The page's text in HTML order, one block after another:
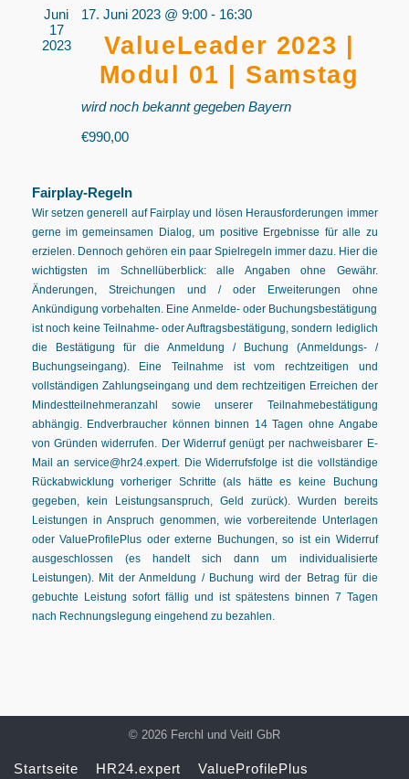
Juni
17
2023
17. Juni 2023 @ 9:00- 16:30
ValueLeader 2023 |
Modul 01 | Samstag
wird noch bekannt gegeben Bayern
€990,00
Fairplay-Regeln
Wir setzen generell auf Fairplay und lösen Herausforderungen immer
gerne im gemeinsamen Dialog, um positive Ergebnisse für alle zu
erzielen. Dennoch gehören ein paar Spielregeln immer dazu. Hier die
wichtigsten im Schnellüberblick: alle Angaben ohne Gewähr.
Änderungen, Streichungen und / oder Erweiterungen ohne
Ankündigung vorbehalten. Eine Anmelde- oder Buchungsbestätigung
ist noch keine Teilnahme- oder Auftragsbestätigung, sondern lediglich
die Bestätigung für die Anmeldung / Buchung (Anmeldungs- /
Buchungseingang). Eine Teilnahme ist vom rechtzeitigen und
vollständigen Zahlungseingang und dem rechtzeitigen Erreichen der
Mindestteilnehmeranzahl sowie unserer Teilnahmebestätigung
abhängig. Endverbraucher können binnen 14 Tagen ohne Angabe
von Gründen widerrufen. Der Widerruf genügt per nachweisbarer E-
Mail an service@hr24.expert. Die Widerrufsfolge ist die vollständige
Rückabwicklung vorheriger Schritte (als hätte es keine Buchung
gegeben, kein Leistungsanspruch, Geld zurück). Wurden bereits
Leistungen in Anspruch genommen, wie vorbereitende Unterlagen
oder ValueProfilePlus oder externe Buchungen, so ist ein Widerruf
ausgeschlossen (es handelt sich dann um individualisierte
Leistungen). Mit der Anmeldung / Buchung wird der Betrag für die
gebuchte Leistung sofort fällig und ist spätestens binnen 7 Tagen
nach Rechnungslegung eingehend zu bezahlen.
© 2026 Ferchl und Veitl GbR
Startseite HR24.expert ValueProfilePlus